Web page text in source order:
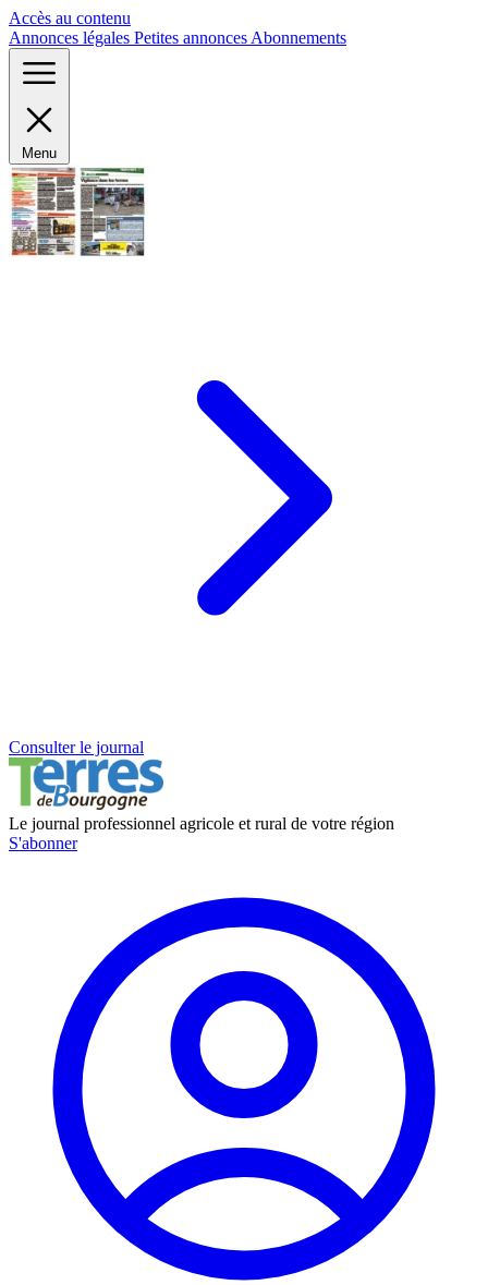
Accès au contenu
Annonces légales Petites annonces Abonnements
Menu
Consulter le journal
Le journal professionnel agricole et rural de votre région
S'abonner
Panneau de gestion des cookies